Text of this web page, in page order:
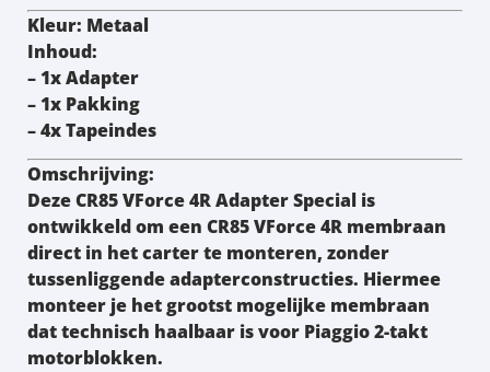
Kleur: Metaal
Inhoud:
– 1x Adapter
– 1x Pakking
– 4x Tapeindes
Omschrijving:
DezeCR85 VForce 4R Adapter Special is
ontwikkeld om een CR85 VForce 4R membraan
direct in het carterte monteren, zonder
tussenliggende adapterconstructies. Hiermee
monteer je hetgrootst mogelijke membraan
dat technisch haalbaar is voor Piaggio 2-takt
motorblokken.